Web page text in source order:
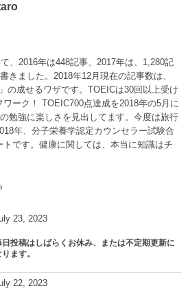
、2016年は448記事、2017年は、1,280記
きました。2018年12月現在の記事数は、
の成せるワザです。TOEICは30回以上受け
ーク！ TOEIC700点達成を2018年の5月に
勉強に楽しさを見出してます。今度は旅行
年、分子栄養学認定カウンセラー試験合
です。健康に関しては、本当に知識はチ
23, 2023
日投稿はしばらくお休み、または不定期更新に
ます。
22, 2023